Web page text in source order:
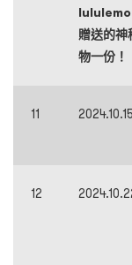
贈送的神
物一份！
11 2024.10.15
12